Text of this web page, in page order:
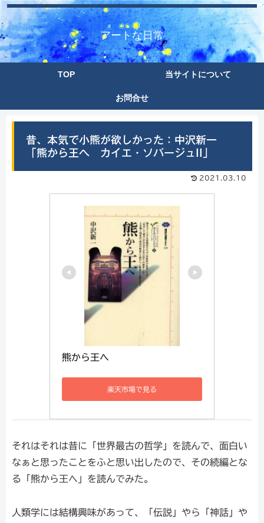
アートな日常
TOP 当サイトについて
お問合せ
昔、本気で小熊が欲しかった：中沢新一
「熊から王へ カイエ・ソバージュII」
2021.03.10
熊から王へ
楽天市場で見る
それはそれは昔に「世界最古の哲学」を読んで、面白い
なぁと思ったことをふと思い出したので、その続編とな
る「熊から王へ」を読んでみた。
人類学には結構興味があって、「伝説」やら「神話」や